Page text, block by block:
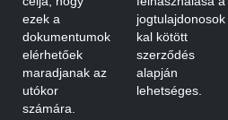
ezek a
dokumentumok
elérhetőek
maradjanak az
utókor
számára.
jogtulajdonosok
kal kötött
szerződés
alapján
lehetséges.